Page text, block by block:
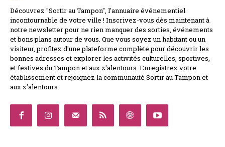
Découvrez "Sortir au Tampon", l'annuaire événementiel
incontournable de votre ville ! Inscrivez-vous dès maintenant à
notre newsletter pour ne rien manquer des sorties, événements
et bons plans autour de vous. Que vous soyez un habitant ou un
visiteur, profitez d'une plateforme complète pour découvrir les
bonnes adresses et explorer les activités culturelles, sportives,
et festives du Tampon et aux z'alentours. Enregistrez votre
établissement et rejoignez la communauté Sortir au Tampon et
aux z'alentours.